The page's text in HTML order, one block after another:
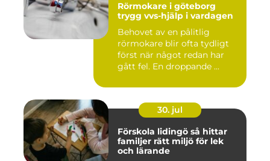
Rörmokare i göteborg
trygg vvs-hjälp i vardagen
Behovet av en pålitlig
rörmokare blir ofta tydligt
först när något redan har
gått fel. En droppande ...
30. jul
Förskola lidingö så hittar
familjer rätt miljö för lek
och lärande